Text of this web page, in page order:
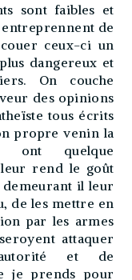
sont faibles et
de
ceux-ci un
dangereux et
On couche
des opinions
tous écrits
propre venin la
ont quelque
rend le goût
demeurant il leur
de les mettre en
par les armes
attaquer
et de
je prends pour